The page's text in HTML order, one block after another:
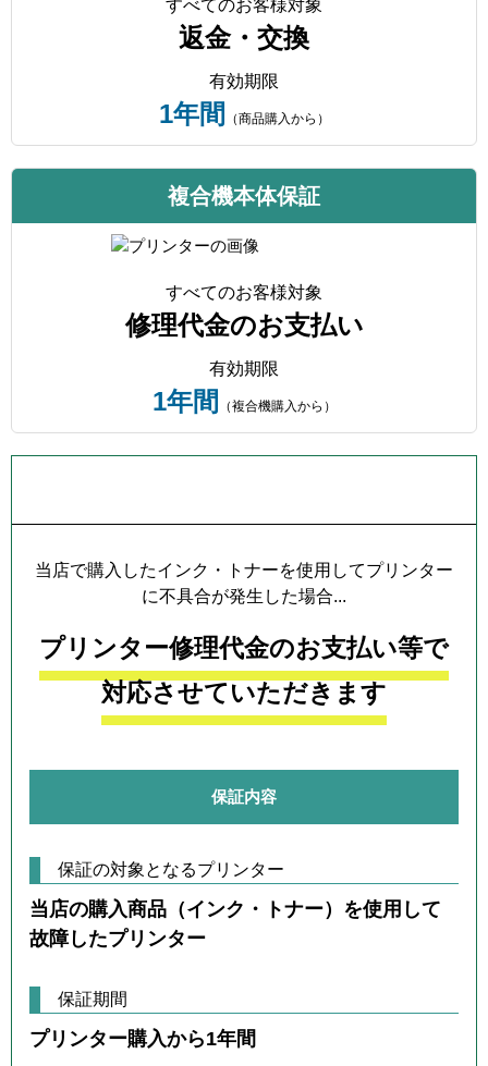
すべてのお客様対象
返金・交換
有効期限
1年間 （商品購入から）
複合機本体保証
すべてのお客様対象
修理代金のお支払い
有効期限
1年間 （複合機購入から）
当店で購入したインク・トナーを使用してプリンター
に不具合が発生した場合...
プリンター修理代金のお支払い等で
対応させていただきます
保証内容
保証の対象となるプリンター
当店の購入商品（インク・トナー）を使用して
故障したプリンター
保証期間
プリンター購入から1年間